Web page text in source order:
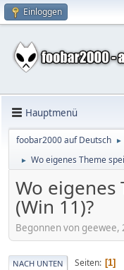
Einloggen
Hauptmenü
foobar2000 auf Deutsch ►
► Wo eigenes Theme
Wo eigenes
(Win 11)?
Begonnen von geewee,
NACH UNTEN Seiten 1